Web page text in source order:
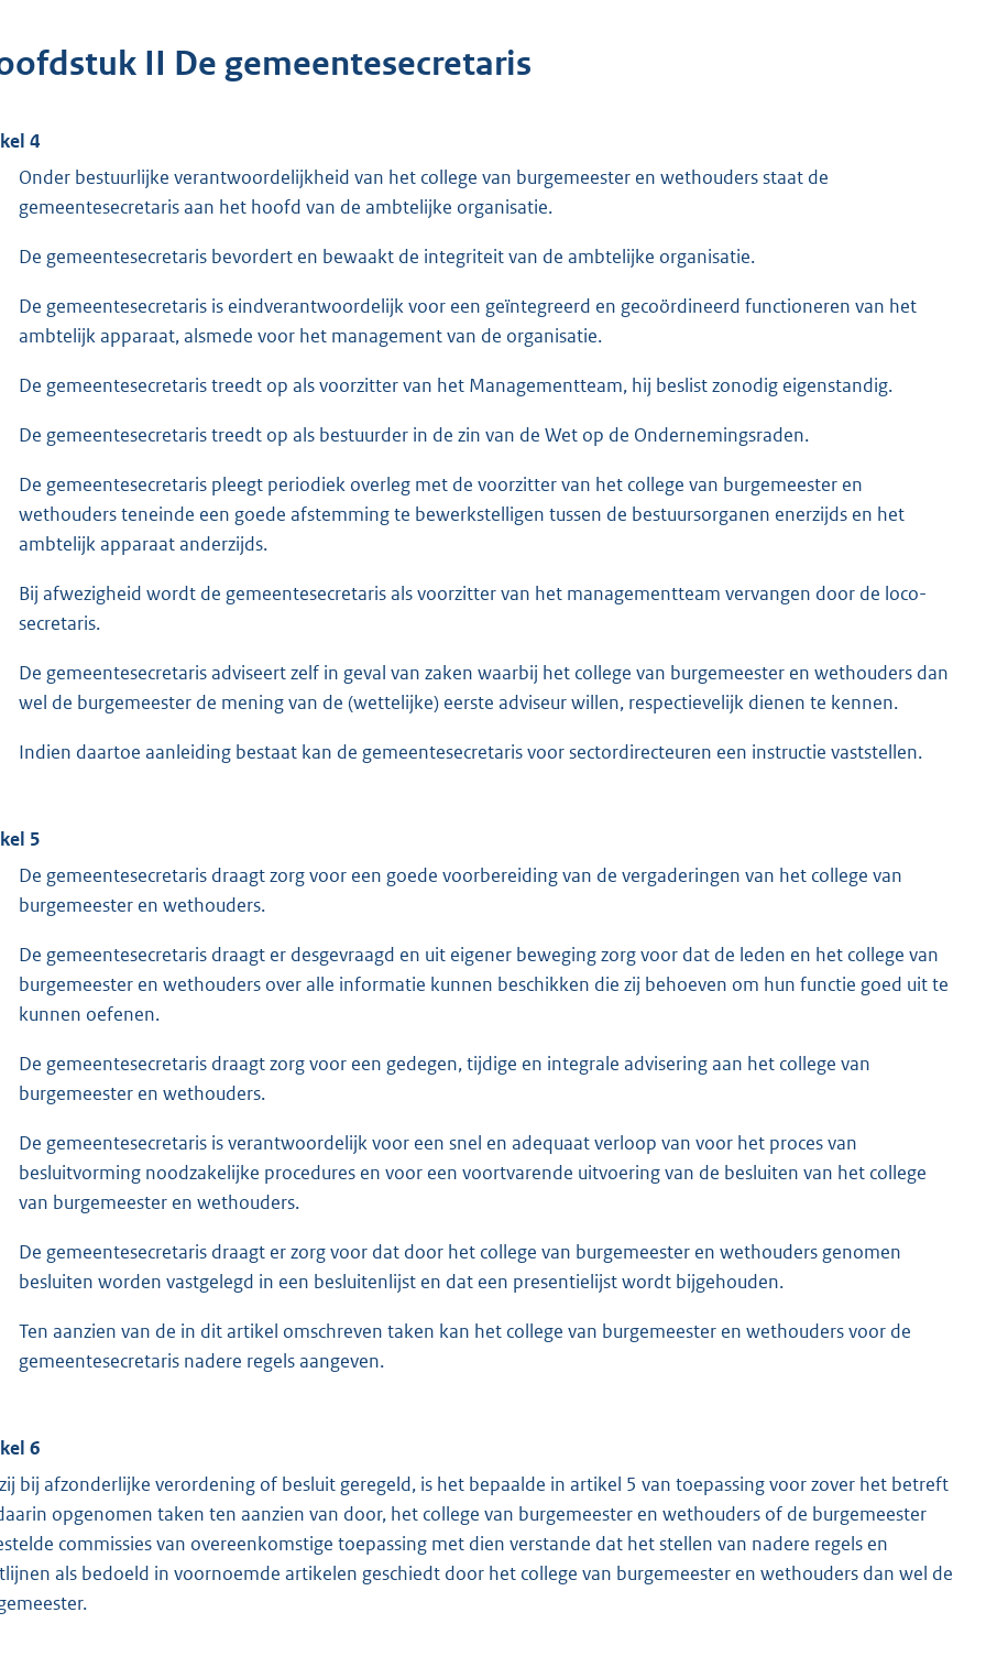
II De gemeentesecretaris
4
Onder bestuurlijke verantwoordelijkheid van het college van burgemeester en wethouders staat de
gemeentesecretaris aan het hoofd van de ambtelijke organisatie.
De gemeentesecretaris bevordert en bewaakt de integriteit van de ambtelijke organisatie.
De gemeentesecretaris is eindverantwoordelijk voor een geïntegreerd en gecoördineerd functioneren van het
ambtelijk apparaat, alsmede voor het management van de organisatie.
De gemeentesecretaris treedt op als voorzitter van het Managementteam, hij beslist zonodig eigenstandig.
De gemeentesecretaris treedt op als bestuurder in de zin van de Wet op de Ondernemingsraden.
De gemeentesecretaris pleegt periodiek overleg met de voorzitter van het college van burgemeester en
wethouders teneinde een goede afstemming te bewerkstelligen tussen de bestuursorganen enerzijds en het
ambtelijk apparaat anderzijds.
Bij afwezigheid wordt de gemeentesecretaris als voorzitter van het managementteam vervangen door de loco-
secretaris.
De gemeentesecretaris adviseert zelf in geval van zaken waarbij het college van burgemeester en wethouders dan
wel de burgemeester de mening van de (wettelijke) eerste adviseur willen, respectievelijk dienen te kennen.
Indien daartoe aanleiding bestaat kan de gemeentesecretaris voor sectordirecteuren een instructie vaststellen.
5
De gemeentesecretaris draagt zorg voor een goede voorbereiding van de vergaderingen van het college van
burgemeester en wethouders.
De gemeentesecretaris draagt er desgevraagd en uit eigener beweging zorg voor dat de leden en het college van
burgemeester en wethouders over alle informatie kunnen beschikken die zij behoeven om hun functie goed uit te
kunnen oefenen.
De gemeentesecretaris draagt zorg voor een gedegen, tijdige en integrale advisering aan het college van
burgemeester en wethouders.
De gemeentesecretaris is verantwoordelijk voor een snel en adequaat verloop van voor het proces van
besluitvorming noodzakelijke procedures en voor een voortvarende uitvoering van de besluiten van het college
van burgemeester en wethouders.
De gemeentesecretaris draagt er zorg voor dat door het college van burgemeester en wethouders genomen
besluiten worden vastgelegd in een besluitenlijst en dat een presentielijst wordt bijgehouden.
Ten aanzien van de in dit artikel omschreven taken kan het college van burgemeester en wethouders voor de
gemeentesecretaris nadere regels aangeven.
6
bij afzonderlijke verordening of besluit geregeld, is het bepaalde in artikel 5 van toepassing voor zover het betreft
opgenomen taken ten aanzien van door, het college van burgemeester en wethouders of de burgemeester
commissies van overeenkomstige toepassing met dien verstande dat het stellen van nadere regels en
als bedoeld in voornoemde artikelen geschiedt door het college van burgemeester en wethouders dan wel de